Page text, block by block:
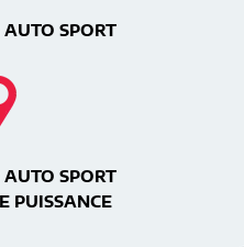
SPORT
SPORT
PUISSANCE